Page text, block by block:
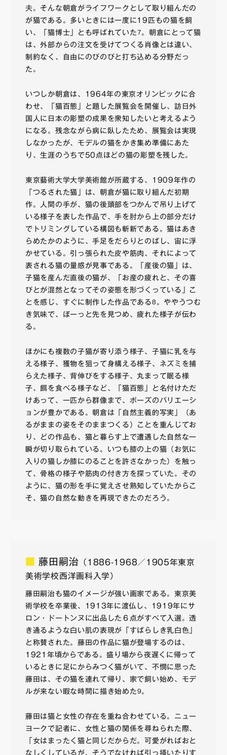
夫。そんな朝倉がライフワークとして取り組んだの
が猫である。多いときには一度に19匹もの猫を飼
い、「猫博士」とも呼ばれていた7。朝倉にとって猫
は、外部からの注文を受けてつくる肖像とは違い、
制約なく、自由にのびのびと打ち込める分野だっ
た。
いつしか朝倉は、1964年の東京オリンピックに合
わせ、「猫百態」と題した展覧会を開催し、訪日外
国人に日本の彫塑の成果を衆知したいと考えるよう
になる。残念ながら病に臥したため、展覧会は実現
しなかったが、モデルの猫をかき集め準備にあた
り、生涯のうちで50点ほどの猫の彫塑を残した。
東京藝術大学大学美術館が所蔵する、1909年作の
「つるされた猫」は、朝倉が猫に取り組んだ初期
作。人間の手が、猫の後頭部をつかんで吊り上げて
いる様子を表した作品で、手を肘から上の部分だけ
でトリミングしている構図も斬新である。猫はあき
らめたかのように、手足をだらりとのばし、宙に浮
かせている。引っ張られた皮や筋肉、それによって
表される猫の量感が見事である。「産後の猫」は、
子猫を産んだ直後の猫が、「お産の疲れと、その喜
びとが混然となってその姿態を形づくっている」こ
とを感じ、すぐに制作した作品である8。ややうつむ
き気味で、ぼーっと先を見つめ、疲れた様子が伝わ
る。
ほかにも複数の子猫が寄り添う様子、子猫に乳を与
える様子、獲物を狙って身構える様子、ネズミを捕
らえた様子、背伸びをする様子、丸まって眠る様
子、餌を食べる様子など、「猫百態」と名付けただ
けあって、一匹から群像まで、ポーズのバリエーシ
ョンが豊かである。朝倉は「自然主義的写実」（あ
るがままの姿をそのままつくる）ことを重んじてお
り、どの作品も、猫と暮らす上で遭遇した自然な一
瞬が切り取られている。いつも膝の上の猫（お気に
入りの猫しか膝にのることを許さなかった）を触っ
て、骨格の様子や筋肉の付き方を探っていた。その
ように、猫の形を手に覚えさせ熟知していたからこ
そ、猫の自然な動きを再現できたのだろう。
■藤田嗣治 （1886-1968／1905年東京
美術学校西洋画科入学）
藤田嗣治も猫のイメージが強い画家である。東京美
術学校を卒業後、1913年に渡仏し、1919年にサ
ロン・ドートンヌに出品した６点がすべて入選。透
き通るような白い肌の表現が「すばらしき乳白色」
と称賛された。藤田の作品に猫が登場するのは、
1921年頃からである。盛り場から夜遅くに帰って
いるときに足にからみつく猫がいて、不憫に思った
藤田は、その猫を連れて帰り、家で飼い始め、モデ
ルが来ない暇な時間に描き始めた9。
藤田は猫と女性の存在を重ね合わせている。ニュー
ヨークで記者に、女性と猫の関係を尋ねられた際、
「女はまったく猫と同じだからだ。可愛がればおと
なしくしているが、そうでなければ引っ掻いたりす